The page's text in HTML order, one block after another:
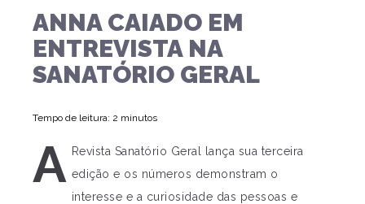
ANNA CAIADO EM
ENTREVISTA NA
SANATÓRIO GERAL
Tempo de leitura: 2 minutos
A Revista Sanatório Geral lança sua terceira
edição e os números demonstram o
interesse e a curiosidade das pessoas e